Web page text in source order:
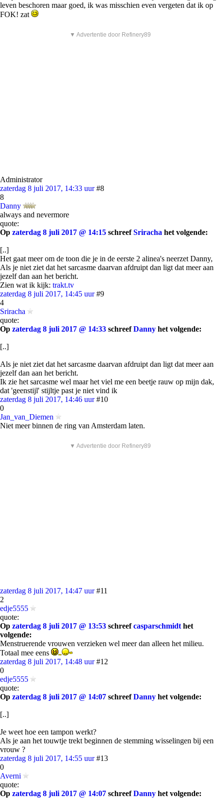
leven beschoren maar goed, ik was misschien even vergeten dat ik op
FOK! zat
▼ Advertentie door Refinery89
Administrator
zaterdag 8 juli 2017, 14:33 uur #8
8
Danny
always and nevermore
quote:
Op zaterdag 8 juli 2017 @ 14:15 schreefSriracha het volgende:
[..]
Het gaat meer om de toon die je in de eerste 2 alinea's neerzet Danny,
Als je niet ziet dat het sarcasme daarvan afdruipt dan ligt dat meer aan
jezelf dan aan het bericht.
Zien wat ik kijk: trakt.tv
zaterdag 8 juli 2017, 14:45 uur #9
4
Sriracha
quote:
Op zaterdag 8 juli 2017 @ 14:33 schreefDanny het volgende:
[..]
Als je niet ziet dat het sarcasme daarvan afdruipt dan ligt dat meer aan
jezelf dan aan het bericht.
Ik zie het sarcasme wel maar het viel me een beetje rauw op mijn dak,
dat 'geenstijl' stijltje past je niet vind ik
zaterdag 8 juli 2017, 14:46 uur #10
0
Jan_van_Diemen
Niet meer binnen de ring van Amsterdam laten.
▼ Advertentie door Refinery89
zaterdag 8 juli 2017, 14:47 uur #11
2
edje5555
quote:
Op zaterdag 8 juli 2017 @ 13:53 schreefcasparschmidt het
volgende:
Menstruerende vrouwen verzieken wel meer dan alleen het milieu.
Totaal mee eens
zaterdag 8 juli 2017, 14:48 uur #12
0
edje5555
quote:
Op zaterdag 8 juli 2017 @ 14:07 schreefDanny het volgende:
[..]
Je weet hoe een tampon werkt?
Als je aan het touwtje trekt beginnen de stemming wisselingen bij een
vrouw ?
zaterdag 8 juli 2017, 14:55 uur #13
0
Averni
quote:
Op zaterdag 8 juli 2017 @ 14:07 schreefDanny het volgende: